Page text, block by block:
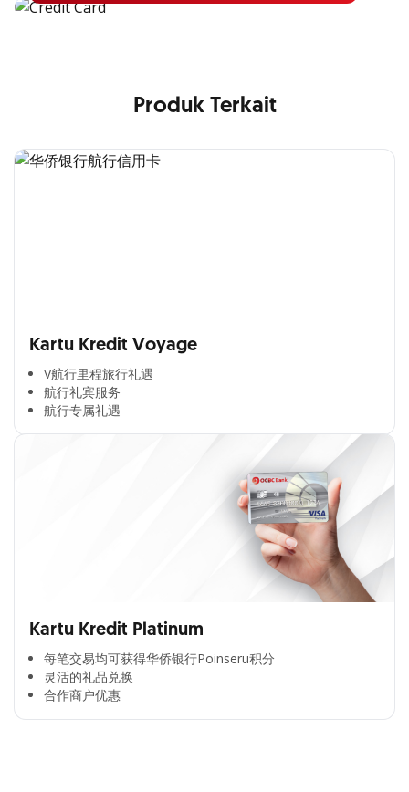
Produk Terkait
Kartu Kredit Voyage
V航行里程旅行礼遇
航行礼宾服务
航行专属礼遇
Kartu Kredit Platinum
每笔交易均可获得华侨银行Poinseru积分​
灵活的礼品兑换​
合作商户优惠​
Cross Selling Banner Global